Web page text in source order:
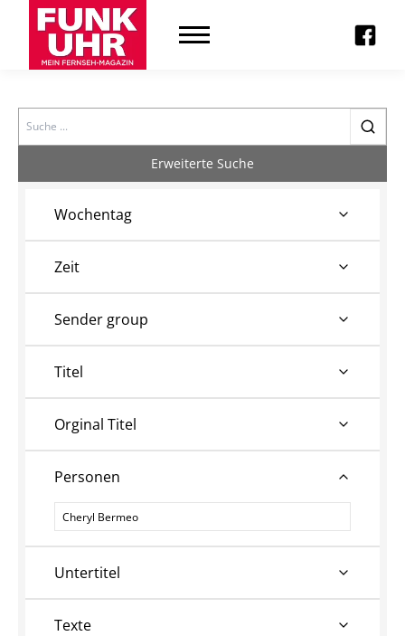
Search
Erweiterte Suche
Wochentag
Zeit
Sender group
Titel
Orginal Titel
Personen
Personen
Untertitel
Texte